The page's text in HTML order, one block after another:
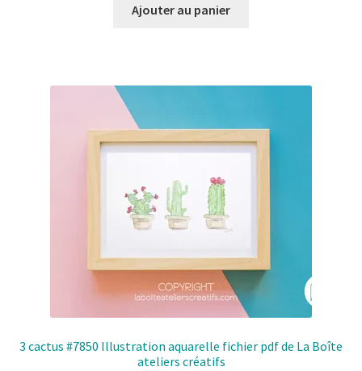
Ajouter au panier
3 cactus #7850 Illustration aquarelle fichier pdf de La Boîte
ateliers créatifs